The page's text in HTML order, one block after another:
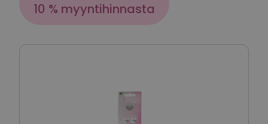
10 % myyntihinnasta